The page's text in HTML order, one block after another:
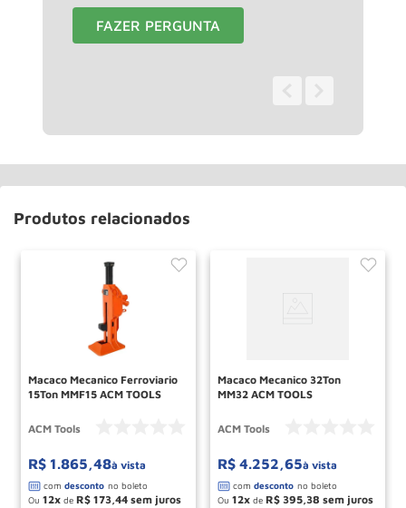
FAZER PERGUNTA
Produtos relacionados
Macaco Mecanico Ferroviario
15Ton MMF15 ACM TOOLS
ACM Tools
R$ 1.865,48à vista
Ou 12 de R$ 173,44
Macaco Mecanico 32Ton
MM32 ACM TOOLS
ACM Tools
R$ 4.252,65à vista
Ou 12 de R$ 395,38